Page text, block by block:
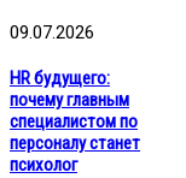
09.07.2026
HR будущего:
почему главным
специалистом по
персоналу станет
психолог